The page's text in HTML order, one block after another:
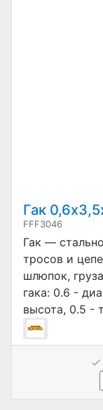
Гак
FFF3046
Гак —
тросов и
шлюпок,
гака: 0.6 -
высота, 0.5 -